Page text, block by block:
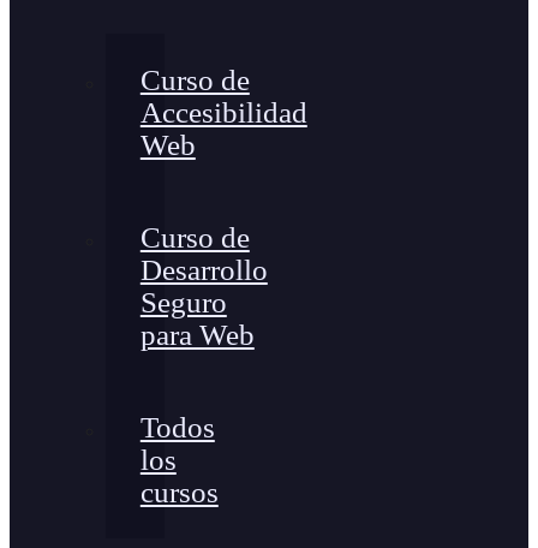
Curso de
Accesibilidad
Web
Curso de
Desarrollo
Seguro
para Web
Todos
los
cursos